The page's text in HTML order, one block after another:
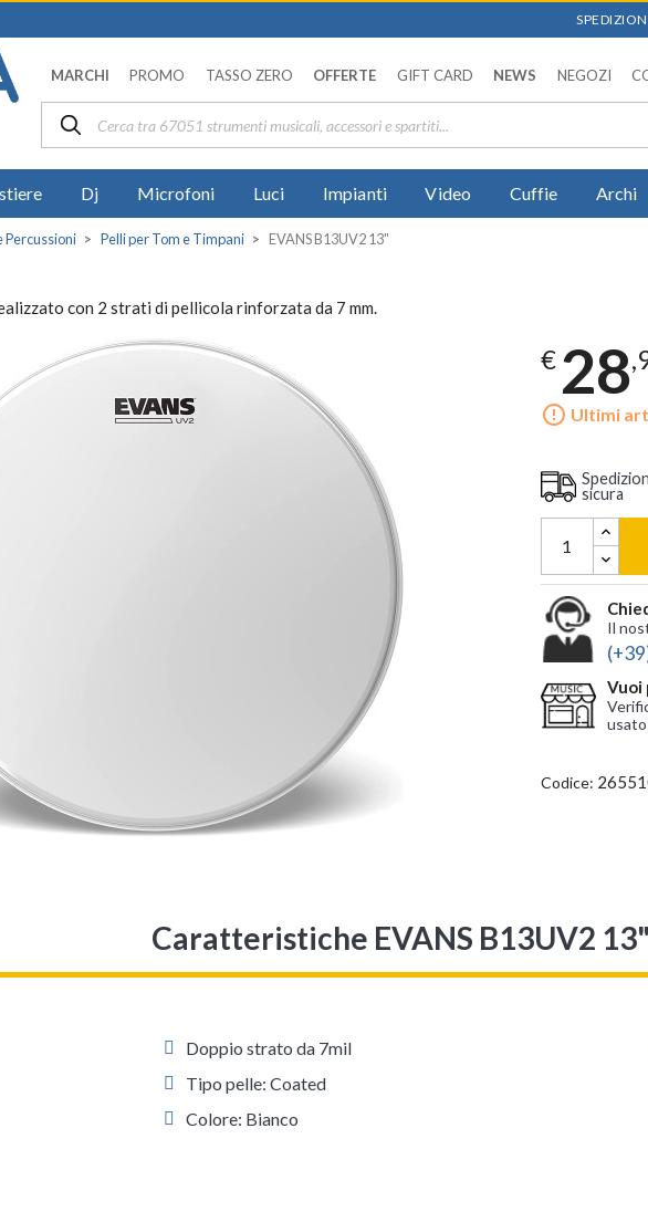
MARCHI PROMO TASSO ZERO OFFERTE GIFT CARD NEWS NEGOZI
Dj Microfoni Luci Impianti Video Cuffie Archi
Percussioni Pelli per Tom e Timpani EVANS B13UV2 13"
con 2 strati di pellicola rinforzata da 7 mm.
€ 28
error_outline Ultimi
sicura
Il
Vuoi
Codice:
Caratteristiche EVANS B13UV2 13"
Doppio strato da 7mil
Tipo pelle: Coated
Colore: Bianco